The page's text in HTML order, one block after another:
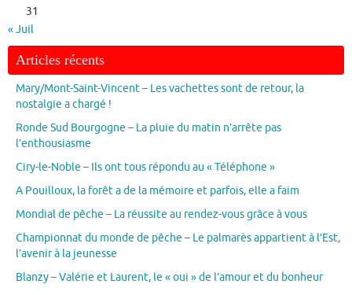
31
« Juil
Articles récents
Mary/Mont-Saint-Vincent – Les vachettes sont de retour, la
nostalgie a chargé !
Ronde Sud Bourgogne – La pluie du matin n’arrête pas
l’enthousiasme
Ciry-le-Noble – Ils ont tous répondu au « Téléphone »
A Pouilloux, la forêt a de la mémoire et parfois, elle a faim
Mondial de pêche – La réussite au rendez-vous grâce à vous
Championnat du monde de pêche – Le palmarès appartient à l’Est,
l’avenir à la jeunesse
Blanzy – Valérie et Laurent, le « oui » de l’amour et du bonheur